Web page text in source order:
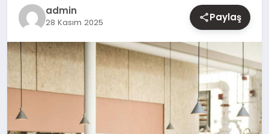
admin
28 Kasım 2025 Paylaş